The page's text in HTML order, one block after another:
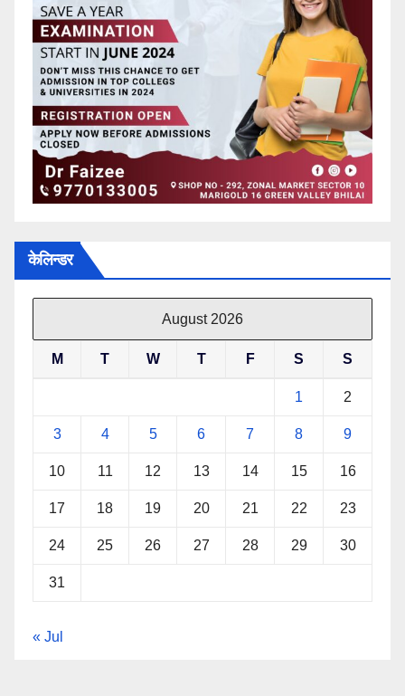
केलिन्डर
August 2026
M T W T F S S
1 2
3 4 5 6 7 8 9
10 11 12 13 14 15 16
17 18 19 20 21 22 23
24 25 26 27 28 29 30
31
« Jul